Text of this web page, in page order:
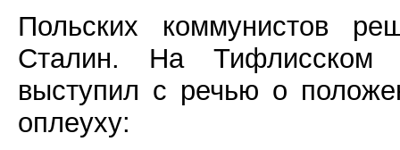
Польских коммунистов
Сталин. На Тифлисском
выступил с речью о
оплеуху: